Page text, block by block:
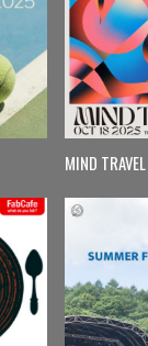
MIND TRAVEL